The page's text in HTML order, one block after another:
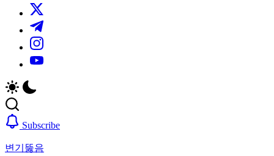
기
대
기
https://twitter.com/
https://t.me/
https://www.instagram.com/
https://youtube.com/
Subscribe
변기뚫음